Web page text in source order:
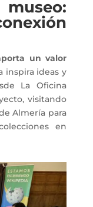
un valor
inspira ideas y
La Oficina
visitando
Almería para
en